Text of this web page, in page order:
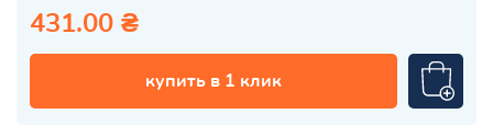
431.00 ₴
купить в 1 клик